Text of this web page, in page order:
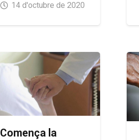
14 d'octubre de 2020
Comença la